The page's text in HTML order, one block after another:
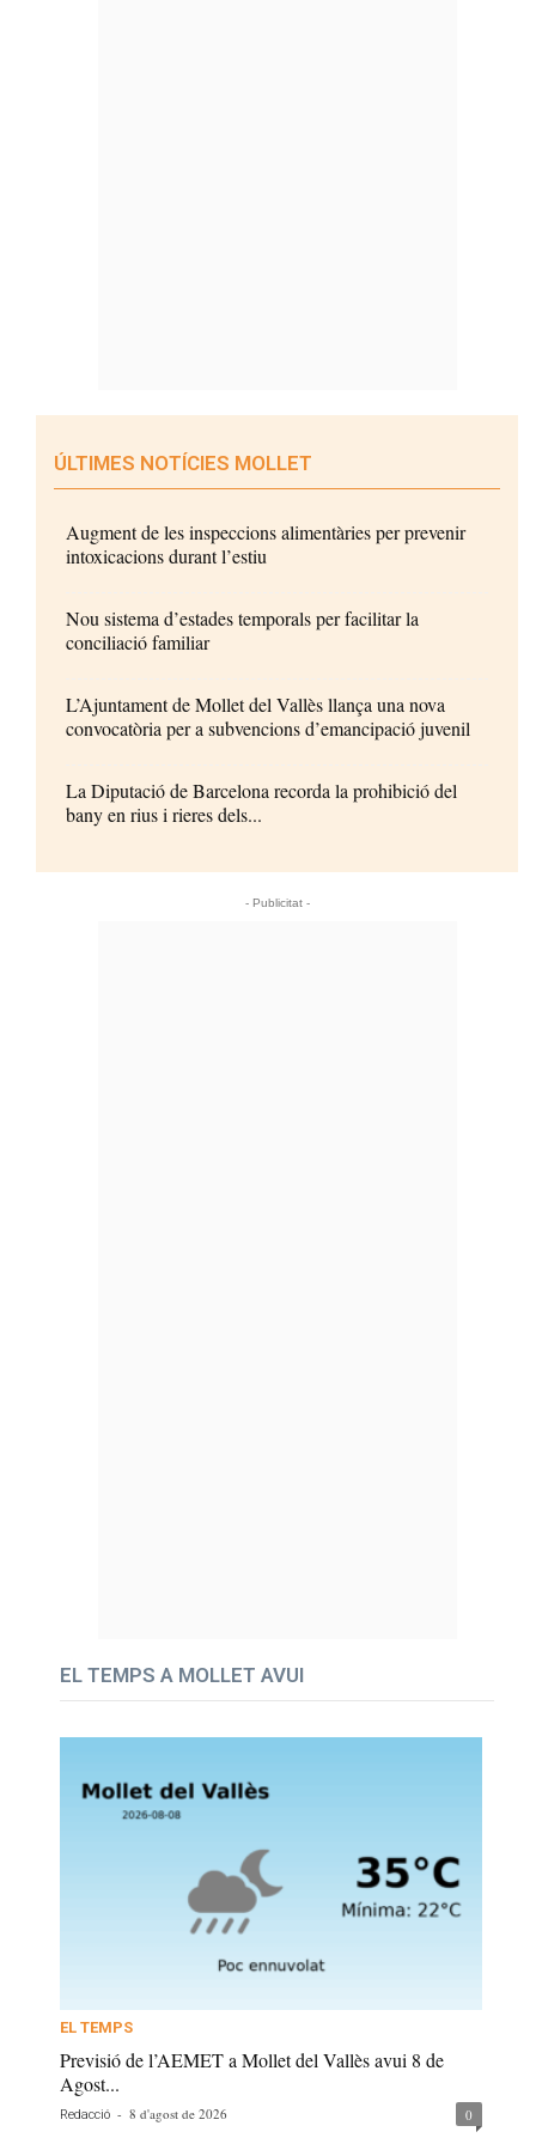
ÚLTIMES NOTÍCIES MOLLET
Augment de les inspeccions alimentàries per prevenir
intoxicacions durant l’estiu
Nou sistema d’estades temporals per facilitar la
conciliació familiar
L’Ajuntament de Mollet del Vallès llança una nova
convocatòria per a subvencions d’emancipació juvenil
La Diputació de Barcelona recorda la prohibició del
bany en rius i rieres dels...
- Publicitat -
EL TEMPS A MOLLET AVUI
EL TEMPS
Previsió de l’AEMET a Mollet del Vallès avui 8 de
Agost...
Redacció - 8 d'agost de 2026 0